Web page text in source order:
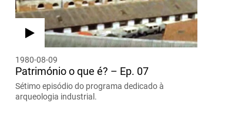
1980-08-09
Património o que é? – Ep. 07
Sétimo episódio do programa dedicado à
arqueologia industrial.